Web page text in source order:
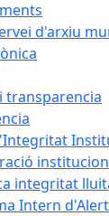
d'arxiu
transparencia
integritat
Intern